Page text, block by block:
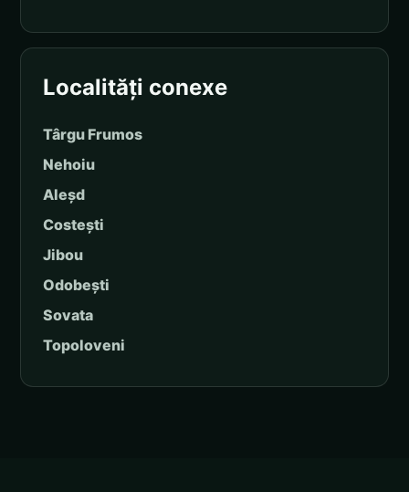
Localități conexe
Târgu Frumos
Nehoiu
Aleșd
Costești
Jibou
Odobești
Sovata
Topoloveni